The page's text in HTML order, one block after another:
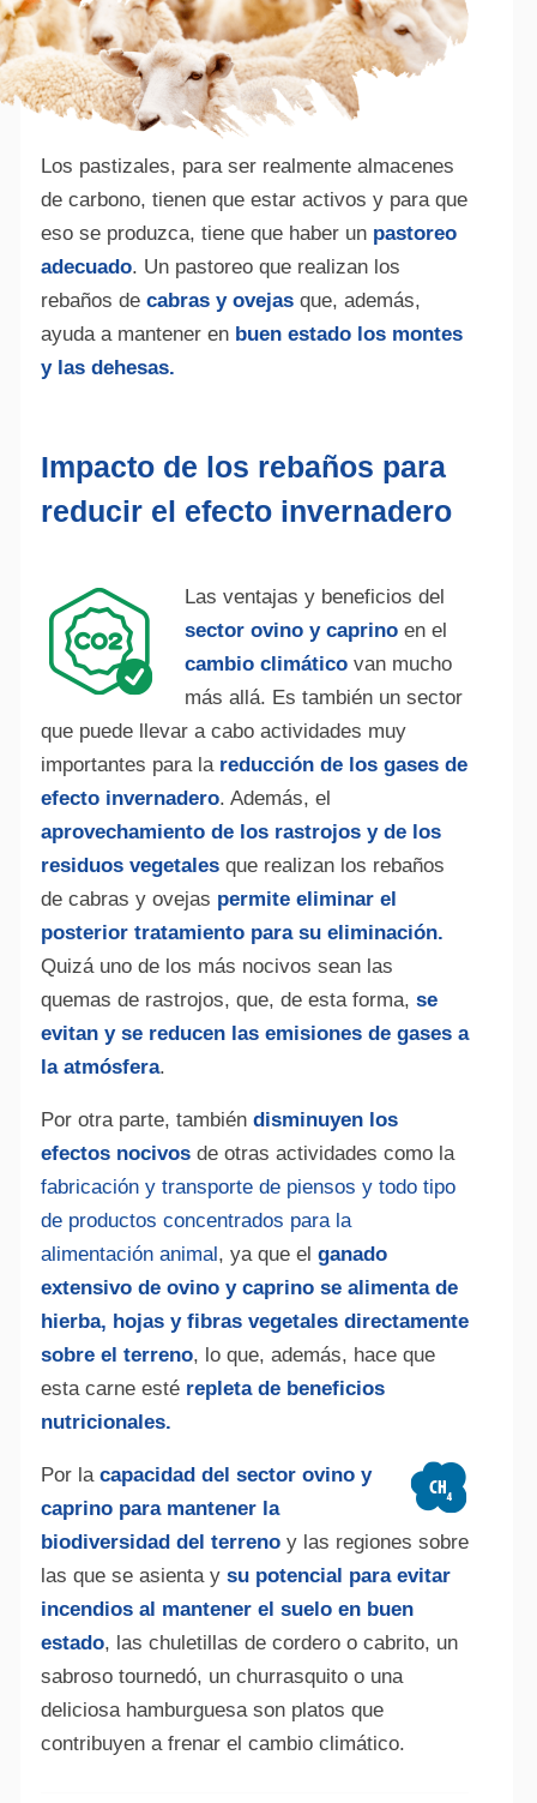
Los pastizales, para ser realmente almacenes
de carbono, tienen que estar activos y para que
eso se produzca, tiene que haber un pastoreo
adecuado. Un pastoreo que realizan los
rebaños de cabras y ovejasque, además,
ayuda a mantener enbuen estado los montes
y las dehesas.
Impacto de los rebaños para
reducir el efecto invernadero
Las ventajas y beneficios del
sector ovino y caprinoen el
cambio climático van mucho
más allá. Es también un sector
que puede llevar a cabo actividades muy
importantes para la reducción de los gases de
efecto invernadero. Además, el
aprovechamiento de los rastrojos y de los
residuos vegetalesque realizan los rebaños
de cabras y ovejas permite eliminar el
posterior tratamiento para su eliminación.
Quizá uno de los más nocivos sean las
quemas de rastrojos, que, de esta forma, se
evitan y se reducen las emisiones de gases a
la atmósfera.
Por otra parte, también disminuyen los
efectos nocivos de otras actividades como la
fabricación y transporte de piensos y todo tipo
de productos concentrados para la
alimentación animal, ya que el ganado
extensivo de ovino y caprino se alimenta de
hierba, hojas y fibras vegetales directamente
sobre el terreno, lo que, además, hace que
esta carne esté repleta de beneficios
nutricionales.
Por la capacidad del sector ovino y
caprino para mantener la
biodiversidad del terreno y las regiones sobre
las que se asienta y su potencial para evitar
incendios al mantener el suelo en buen
estado, las chuletillas de cordero o cabrito, un
sabroso tournedó, un churrasquito o una
deliciosa hamburguesa son platos que
contribuyen a frenar el cambio climático.